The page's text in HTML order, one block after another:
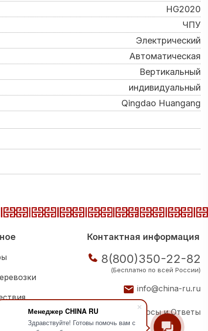
Менеджер CHINA RU
Здравствуйте! Готовы помочь вам с
HG2020
ЧПУ
Электрический
Автоматическая
Вертикальный
индивидуальный
Qingdao Huangang
школа
Контактная информация
8(800)350-22-82
(Бесплатно по всей России)
info@china-ru.ru
Вопросы и Ответы